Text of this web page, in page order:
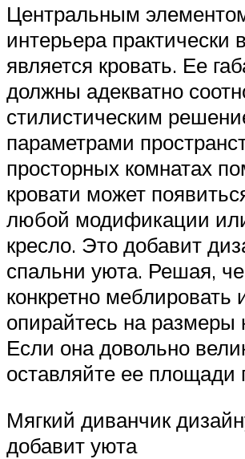
Центральным
интерьера практически
является кровать. Ее
должны адекватно
стилистическим
параметрами
просторных комнатах
кровати может
любой модификации
кресло. Это добавит
спальни уюта. Решая,
конкретно меблировать
опирайтесь на размеры
Если она довольно
оставляйте ее площади
Мягкий диванчик
добавит уюта